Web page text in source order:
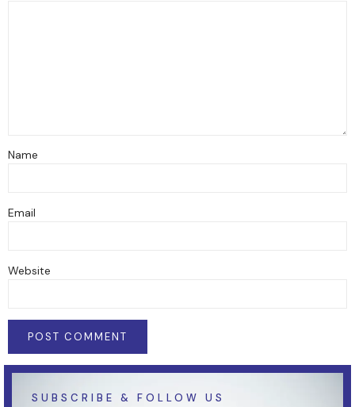
Name
Email
Website
SUBSCRIBE & FOLLOW US